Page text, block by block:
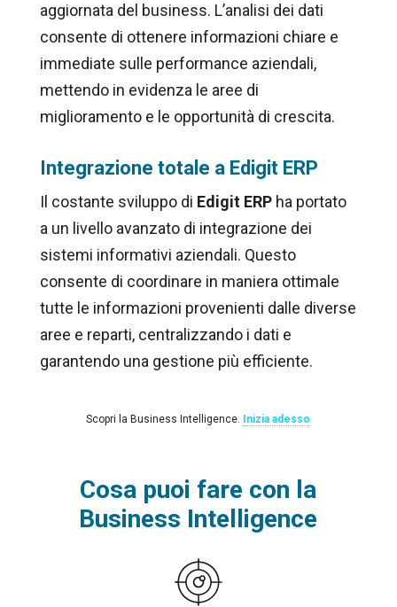
aggiornata del business. L’analisi dei dati
consente di ottenere informazioni chiare e
immediate sulle performance aziendali,
mettendo in evidenza le aree di
miglioramento e le opportunità di crescita.
Integrazione totale a Edigit ERP
Il costante sviluppo di Edigit ERPha portato
a un livello avanzato di integrazione dei
sistemi informativi aziendali. Questo
consente di coordinare in maniera ottimale
tutte le informazioni provenienti dalle diverse
aree e reparti, centralizzando i dati e
garantendo una gestione più efficiente.
Scopri la Business Intelligence. Inizia adesso
Cosa puoi fare con la
Business Intelligence